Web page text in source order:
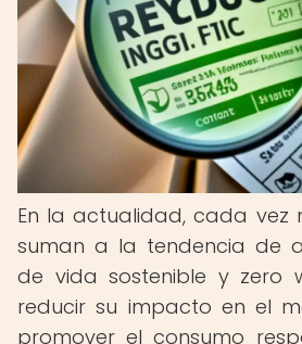
En la actualidad, cada vez
suman a la tendencia de
de vida sostenible y zero
reducir su impacto en el
promover el consumo